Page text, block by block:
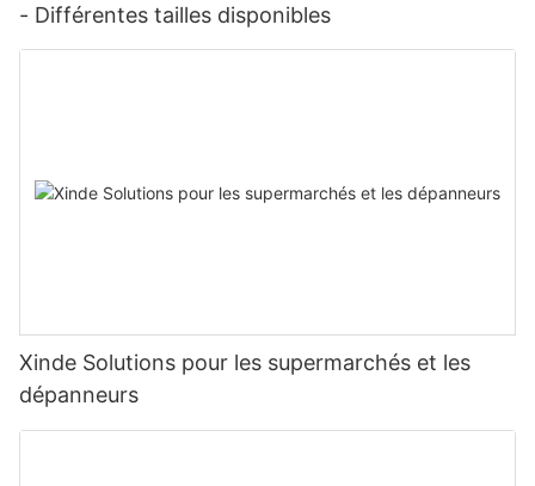
- Différentes tailles disponibles
Xinde Solutions pour les supermarchés et les
dépanneurs